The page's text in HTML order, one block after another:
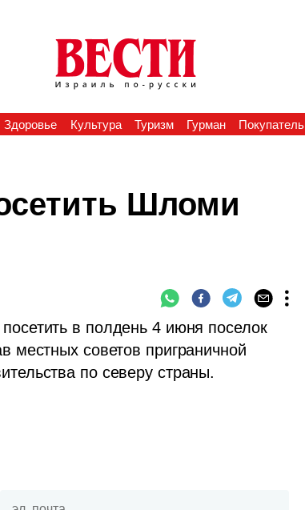
Здоровье Культура Туризм Гурман Покупатель
Шломи
в полдень 4 июня поселок
местных советов приграничной
по северу страны.